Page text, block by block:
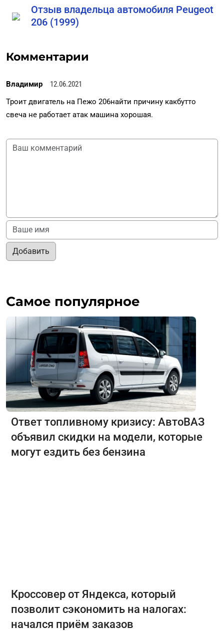
Отзыв владельца автомобиля Peugeot
206 (1999)
Комментарии
Владимир
12.06.2021
Троит двигатель на Пежо 206найти причину какбутто
свеча не работает атак машина хорошая.
Добавить
Самое популярное
Ответ топливному кризису: АвтоВАЗ
объявил скидки на модели, которые
могут ездить без бензина
Кроссовер от Яндекса, который
позволит сэкономить на налогах:
начался приём заказов